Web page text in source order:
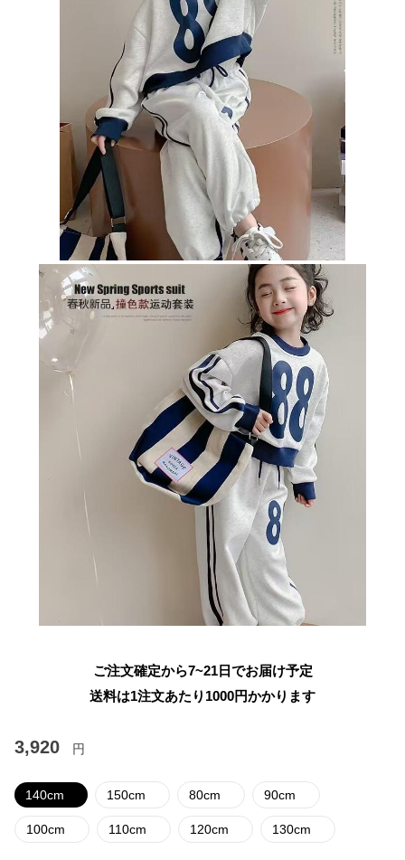
ご注文確定から7~21日でお届け予定
送料は1注文あたり 1000円かかります
3,920 円
140cm 150cm 80cm 90cm
100cm 110cm 120cm 130cm